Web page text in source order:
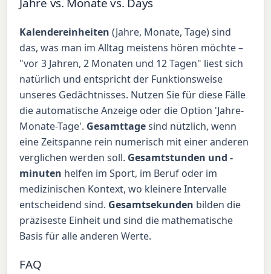
Kalendereinheiten (Jahre, Monate, Tage) sind
das, was man im Alltag meistens hören möchte –
"vor 3 Jahren, 2 Monaten und 12 Tagen" liest sich
natürlich und entspricht der Funktionsweise
unseres Gedächtnisses. Nutzen Sie für diese Fälle
die automatische Anzeige oder die Option 'Jahre-
Monate-Tage'. Gesamttagesind nützlich, wenn
eine Zeitspanne rein numerisch mit einer anderen
verglichen werden soll. Gesamtstunden und -
minuten helfen im Sport, im Beruf oder im
medizinischen Kontext, wo kleinere Intervalle
entscheidend sind. Gesamtsekunden bilden die
präziseste Einheit und sind die mathematische
Basis für alle anderen Werte.
FAQ